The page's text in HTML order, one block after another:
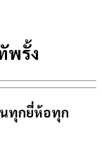
พรั้ง
นทุกยี่ห้อทุก